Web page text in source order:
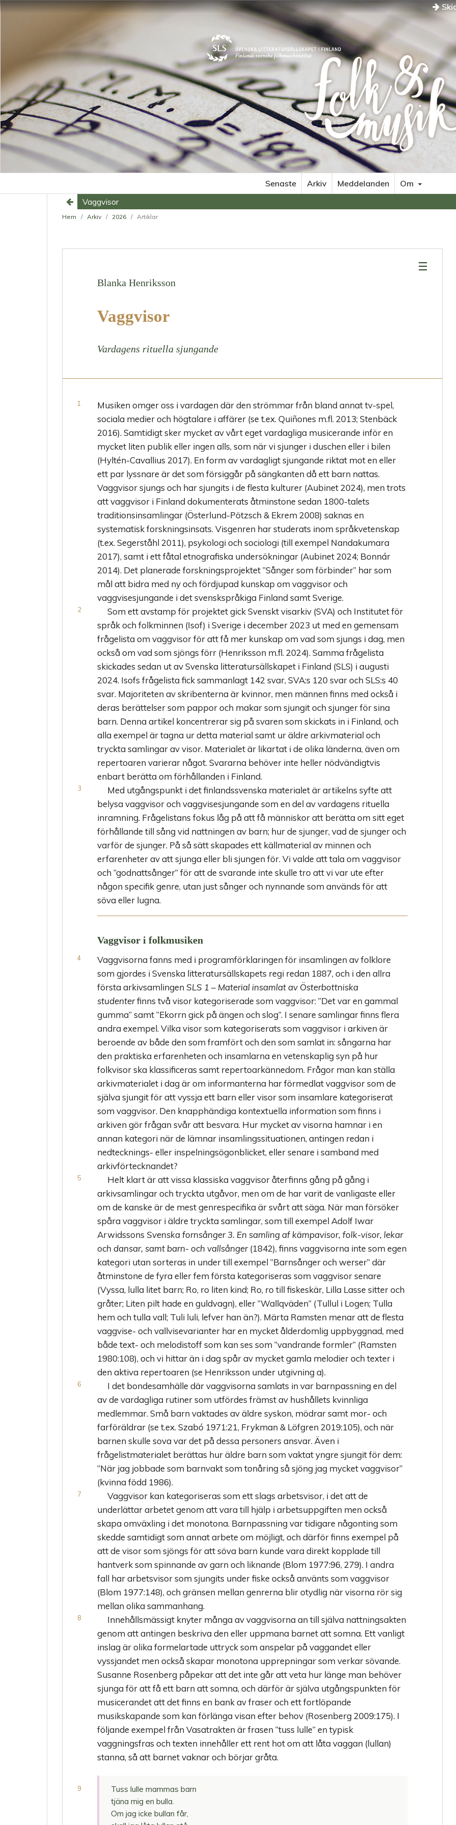
Senaste Arkiv Meddelanden
Om
Vaggvisor
Hem / Arkiv / 2026 / Artiklar
☰
Blanka Henriksson
Vaggvisor
Vardagens rituella sjungande
Musiken omger oss i vardagen där den strömmar från bland annat tv-spel,
sociala medier och högtalare i affärer (se t.ex. Quiñones m.fl. 2013; Stenbäck
2016). Samtidigt sker mycket av vårt eget vardagliga musicerande inför en
mycket liten publik eller ingen alls, som när vi sjunger i duschen eller i bilen
(Hyltén-Cavallius 2017). En form av vardagligt sjungande riktat mot en eller
ett par lyssnare är det som försiggår på sängkanten då ett barn nattas.
Vaggvisor sjungs och har sjungits i de flesta kulturer (Aubinet 2024), men trots
att vaggvisor i Finland dokumenterats åtminstone sedan 1800-talets
traditionsinsamlingar (Österlund-Pötzsch & Ekrem 2008) saknas en
systematisk forskningsinsats. Visgenren har studerats inom språkvetenskap
(t.ex. Segerståhl 2011), psykologi och sociologi (till exempel Nandakumara
2017), samt i ett fåtal etnografiska undersökningar (Aubinet 2024; Bonnár
2014). Det planerade forskningsprojektet ”Sånger som förbinder” har som
mål att bidra med ny och fördjupad kunskap om vaggvisor och
vaggvisesjungande i det svenskspråkiga Finland samt Sverige.
Som ett avstamp för projektet gick Svenskt visarkiv (SVA) och Institutet för
språk och folkminnen (Isof) i Sverige i december 2023 ut med en gemensam
frågelista om vaggvisor för att få mer kunskap om vad som sjungs i dag, men
också om vad som sjöngs förr (Henriksson m.fl. 2024). Samma frågelista
skickades sedan ut av Svenska litteratursällskapet i Finland (SLS) i augusti
2024. Isofs frågelista fick sammanlagt 142 svar, SVA:s 120 svar och SLS:s 40
svar. Majoriteten av skribenterna är kvinnor, men männen finns med också i
deras berättelser som pappor och makar som sjungit och sjunger för sina
barn. Denna artikel koncentrerar sig på svaren som skickats in i Finland, och
alla exempel är tagna ur detta material samt ur äldre arkivmaterial och
tryckta samlingar av visor. Materialet är likartat i de olika länderna, även om
repertoaren varierar något. Svararna behöver inte heller nödvändigtvis
enbart berätta om förhållanden i Finland.
Med utgångspunkt i det finlandssvenska materialet är artikelns syfte att
belysa vaggvisor och vaggvisesjungande som en del av vardagens rituella
inramning. Frågelistans fokus låg på att få människor att berätta om sitt eget
förhållande till sång vid nattningen av barn; hur de sjunger, vad de sjunger och
varför de sjunger. På så sätt skapades ett källmaterial av minnen och
erfarenheter av att sjunga eller bli sjungen för. Vi valde att tala om vaggvisor
och ”godnattsånger” för att de svarande inte skulle tro att vi var ute efter
någon specifik genre, utan just sånger och nynnande som används för att
söva eller lugna.
Vaggvisor i folkmusiken
Vaggvisorna fanns med i programförklaringen för insamlingen av folklore
som gjordes i Svenska litteratursällskapets regi redan 1887, och i den allra
första arkivsamlingen SLS 1 – Material insamlat av Österbottniska
studenterfinns två visor kategoriserade som vaggvisor: ”Det var en gammal
gumma” samt ”Ekorrn gick på ängen och slog”. I senare samlingar finns flera
andra exempel. Vilka visor som kategoriserats som vaggvisor i arkiven är
beroende av både den som framfört och den som samlat in: sångarna har
den praktiska erfarenheten och insamlarna en vetenskaplig syn på hur
folkvisor ska klassificeras samt repertoarkännedom. Frågor man kan ställa
arkivmaterialet i dag är om informanterna har förmedlat vaggvisor som de
själva sjungit för att vyssja ett barn eller visor som insamlare kategoriserat
som vaggvisor. Den knapphändiga kontextuella information som finns i
arkiven gör frågan svår att besvara. Hur mycket av visorna hamnar i en
annan kategori när de lämnar insamlingssituationen, antingen redan i
nedtecknings- eller inspelningsögonblicket, eller senare i samband med
arkivförtecknandet?
Helt klart är att vissa klassiska vaggvisor återfinns gång på gång i
arkivsamlingar och tryckta utgåvor, men om de har varit de vanligaste eller
om de kanske är de mest genrespecifika är svårt att säga. När man försöker
spåra vaggvisor i äldre tryckta samlingar, som till exempel Adolf Iwar
Arwidssons Svenska fornsånger 3. En samling af kämpavisor, folk-visor, lekar
och dansar, samt barn- och vallsånger(1842), finns vaggvisorna inte som egen
kategori utan sorteras in under till exempel ”Barnsånger och werser” där
åtminstone de fyra eller fem första kategoriseras som vaggvisor senare
(Vyssa, lulla litet barn; Ro, ro liten kind; Ro, ro till fiskeskär, Lilla Lasse sitter och
gråter; Liten pilt hade en guldvagn), eller ”Wallqväden” (Tullul i Logen; Tulla
hem och tulla vall; Tuli luli, lefver han än?). Märta Ramsten menar att de flesta
vaggvise- och vallvisevarianter har en mycket ålderdomlig uppbyggnad, med
både text- och melodistoff som kan ses som ”vandrande formler” (Ramsten
1980:108), och vi hittar än i dag spår av mycket gamla melodier och texter i
den aktiva repertoaren (se Henriksson under utgivning a).
I det bondesamhälle där vaggvisorna samlats in var barnpassning en del
av de vardagliga rutiner som utfördes främst av hushållets kvinnliga
medlemmar. Små barn vaktades av äldre syskon, mödrar samt mor- och
farföräldrar (se t.ex. Szabó 1971:21, Frykman & Löfgren 2019:105), och när
barnen skulle sova var det på dessa personers ansvar. Även i
frågelistmaterialet berättas hur äldre barn som vaktat yngre sjungit för dem:
”När jag jobbade som barnvakt som tonåring så sjöng jag mycket vaggvisor”
(kvinna född 1986).
Vaggvisor kan kategoriseras som ett slags arbetsvisor, i det att de
underlättar arbetet genom att vara till hjälp i arbetsuppgiften men också
skapa omväxling i det monotona. Barnpassning var tidigare någonting som
skedde samtidigt som annat arbete om möjligt, och därför finns exempel på
att de visor som sjöngs för att söva barn kunde vara direkt kopplade till
hantverk som spinnande av garn och liknande (Blom 1977:96, 279). I andra
fall har arbetsvisor som sjungits under fiske också använts som vaggvisor
(Blom 1977:148), och gränsen mellan genrerna blir otydlig när visorna rör sig
mellan olika sammanhang.
Innehållsmässigt knyter många av vaggvisorna an till själva nattningsakten
genom att antingen beskriva den eller uppmana barnet att somna. Ett vanligt
inslag är olika formelartade uttryck som anspelar på vaggandet eller
vyssjandet men också skapar monotona upprepningar som verkar sövande.
Susanne Rosenberg påpekar att det inte går att veta hur länge man behöver
sjunga för att få ett barn att somna, och därför är själva utgångspunkten för
musicerandet att det finns en bank av fraser och ett fortlöpande
musikskapande som kan förlänga visan efter behov (Rosenberg 2009:175). I
följande exempel från Vasatrakten är frasen ”tuss lulle” en typisk
vaggningsfras och texten innehåller ett rent hot om att låta vaggan (lullan)
stanna, så att barnet vaknar och börjar gråta.
Tuss lulle mammas barn
tjäna mig en bulla.
Om jag icke bullan får,